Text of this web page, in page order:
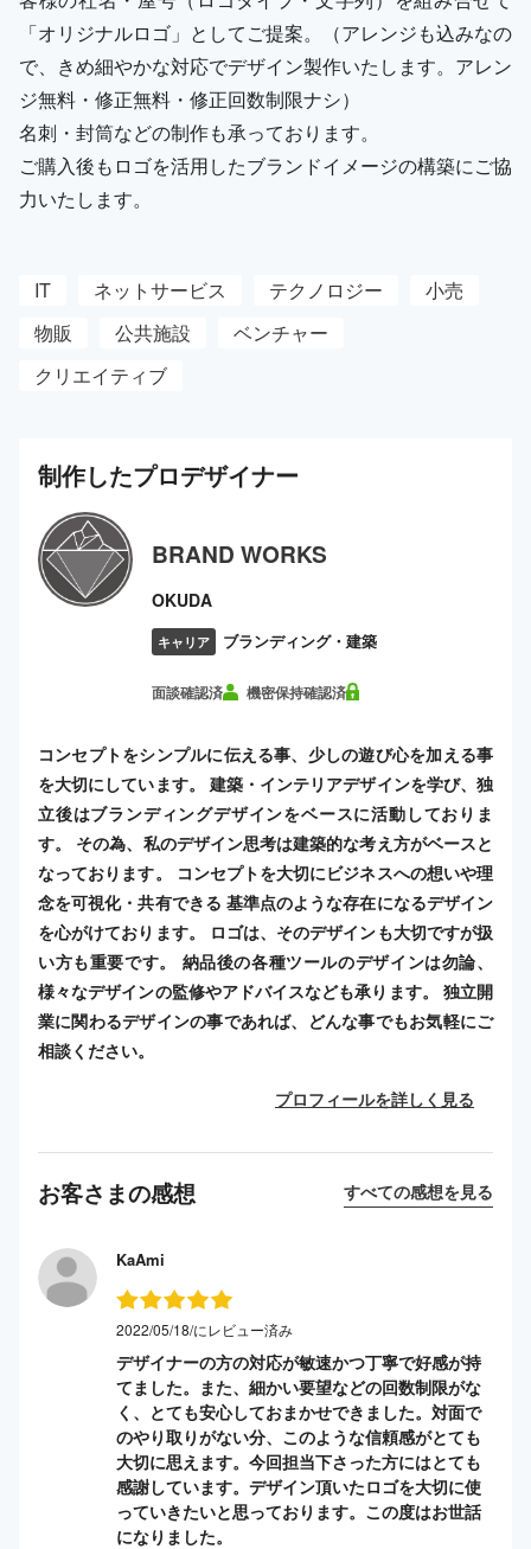
「オリジナルロゴ」としてご提案。（アレンジも込みなの
で、きめ細やかな対応でデザイン製作いたします。アレン
ジ無料・修正無料・修正回数制限ナシ）
名刺・封筒などの制作も承っております。
ご購入後もロゴを活用したブランドイメージの構築にご協
力いたします。
IT ネットサービス テクノロジー
小売
物販
公共施設
ベンチャー
クリエイティブ
制作したプロデザイナー
BRAND WORKS
OKUDA
キャリア ブランディング・建築
面談確認済 機密保持確認済
コンセプトをシンプルに伝える事、少しの遊び心を加える事
を大切にしています。 建築・インテリアデザインを学び、独
立後はブランディングデザインをベースに活動しておりま
す。 その為、私のデザイン思考は建築的な考え方がベースと
なっております。 コンセプトを大切にビジネスへの想いや理
念を可視化・共有できる 基準点のような存在になるデザイン
を心がけております。 ロゴは、そのデザインも大切ですが扱
い方も重要です。 納品後の各種ツールのデザインは勿論、
様々なデザインの監修やアドバイスなども承ります。 独立開
業に関わるデザインの事であれば、どんな事でもお気軽にご
相談ください。
プロフィールを詳しく見る
お客さまの感想 すべての感想を見る
KaAmi
2022/05/18/にレビュー済み
デザイナーの方の対応が敏速かつ丁寧で好感が持
てました。また、細かい要望などの回数制限がな
く、とても安心しておまかせできました。対面で
のやり取りがない分、このような信頼感がとても
大切に思えます。今回担当下さった方にはとても
感謝しています。デザイン頂いたロゴを大切に使
っていきたいと思っております。この度はお世話
になりました。